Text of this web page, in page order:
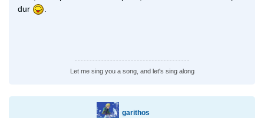
dur
Let me sing you a song, and let's sing along
garithos